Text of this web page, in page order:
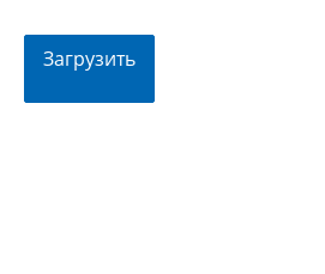
Загрузить